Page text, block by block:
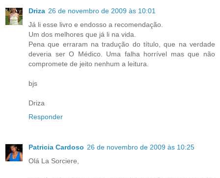
Driza 26 de novembro de 2009 às 10:01
Já li esse livro e endosso a recomendação.
Um dos melhores que já li na vida.
Pena que erraram na tradução do título, que na verdade
deveria ser O Médico. Uma falha horrível mas que não
compromete de jeito nenhum a leitura.
bjs
Driza
Responder
Patricia Cardoso 26 de novembro de 2009 às 10:25
Olá La Sorciere,